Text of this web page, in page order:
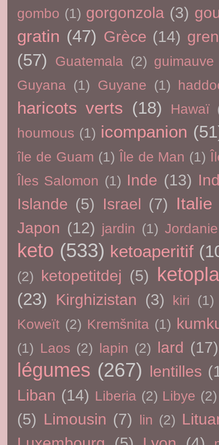
gombo (1) gorgonzola (3)
gratin (47) Grèce (14)
(57) Guatemala (2) guimauve
Guyana (1) Guyane (1)
haricots verts (18) Hawaï
houmous (1) icompanion
île de Guam (1) Île de Man (1)
Îles Salomon (1) Inde (13)
Islande (5) Israel (7) Italie
Japon (12) jardin (1) Jordanie
keto (533) ketoaperitif
(2) ketopetitdej (5)
(23) Kirghizistan (3) kiri (1)
Koweït (2) Kremšnita (1)
(1) Laos (2) lapin (2) lard (17)
légumes (267) lentilles
Liban (14) Liberia (2) Libye (2)
(5) Limousin (7) lin (2)